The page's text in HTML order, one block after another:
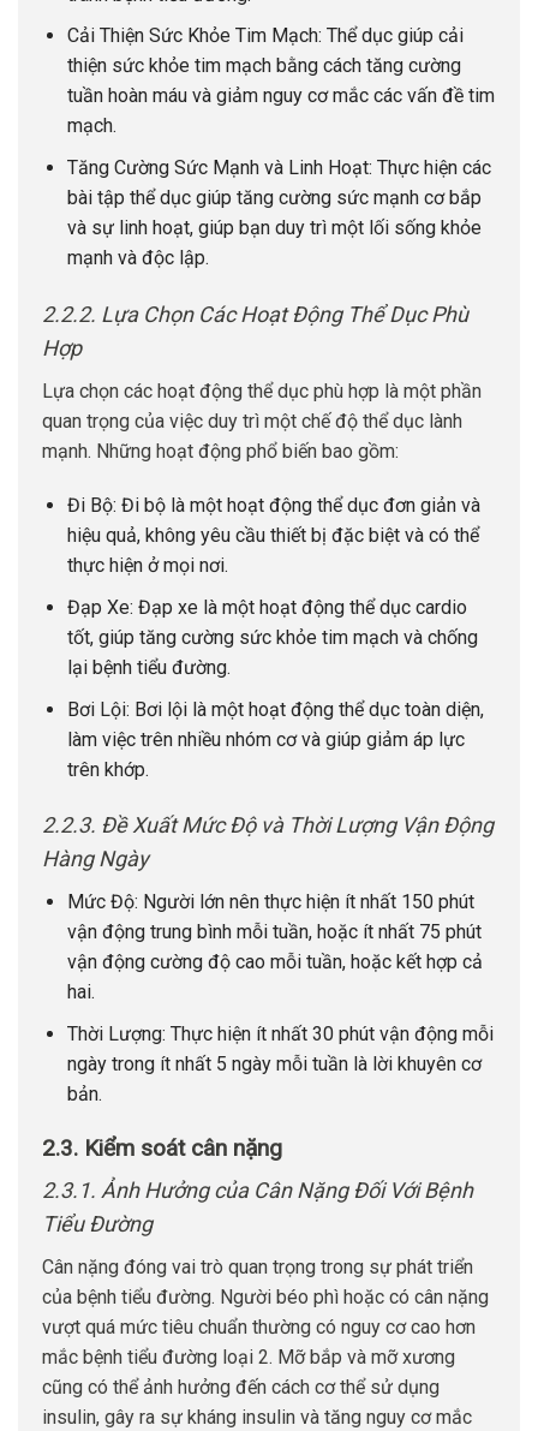
Cải Thiện Sức Khỏe Tim Mạch: Thể dục giúp cải
thiện sức khỏe tim mạch bằng cách tăng cường
tuần hoàn máu và giảm nguy cơ mắc các vấn đề tim
mạch.
Tăng Cường Sức Mạnh và Linh Hoạt: Thực hiện các
bài tập thể dục giúp tăng cường sức mạnh cơ bắp
và sự linh hoạt, giúp bạn duy trì một lối sống khỏe
mạnh và độc lập.
2.2.2. Lựa Chọn Các Hoạt Động Thể Dục Phù
Hợp
Lựa chọn các hoạt động thể dục phù hợp là một phần
quan trọng của việc duy trì một chế độ thể dục lành
mạnh. Những hoạt động phổ biến bao gồm:
Đi Bộ: Đi bộ là một hoạt động thể dục đơn giản và
hiệu quả, không yêu cầu thiết bị đặc biệt và có thể
thực hiện ở mọi nơi.
Đạp Xe: Đạp xe là một hoạt động thể dục cardio
tốt, giúp tăng cường sức khỏe tim mạch và chống
lại bệnh tiểu đường.
Bơi Lội: Bơi lội là một hoạt động thể dục toàn diện,
làm việc trên nhiều nhóm cơ và giúp giảm áp lực
trên khớp.
2.2.3. Đề Xuất Mức Độ và Thời Lượng Vận Động
Hàng Ngày
Mức Độ: Người lớn nên thực hiện ít nhất 150 phút
vận động trung bình mỗi tuần, hoặc ít nhất 75 phút
vận động cường độ cao mỗi tuần, hoặc kết hợp cả
hai.
Thời Lượng: Thực hiện ít nhất 30 phút vận động mỗi
ngày trong ít nhất 5 ngày mỗi tuần là lời khuyên cơ
bản.
2.3. Kiểm soát cân nặng
2.3.1. Ảnh Hưởng của Cân Nặng Đối Với Bệnh
Tiểu Đường
Cân nặng đóng vai trò quan trọng trong sự phát triển
của bệnh tiểu đường. Người béo phì hoặc có cân nặng
vượt quá mức tiêu chuẩn thường có nguy cơ cao hơn
mắc bệnh tiểu đường loại 2. Mỡ bắp và mỡ xương
cũng có thể ảnh hưởng đến cách cơ thể sử dụng
insulin, gây ra sự kháng insulin và tăng nguy cơ mắc